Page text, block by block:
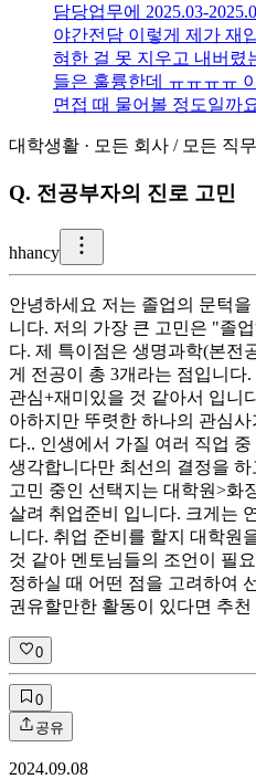
담당업무에 2025.03-
야간전담 이렇게 제가 재
혀한 걸 못 지우고 내버렸
들은 훌륭한데 ㅠㅠㅠㅠ
면접 때 물어볼 정도일까
대학생활 · 모든 회사 / 모든 직무
Q. 전공부자의 진로 고민
hhancy
안녕하세요 저는 졸업의 문턱
니다. 저의 가장 큰 고민은 "졸
다. 제 특이점은 생명과학(본전
게 전공이 총 3개라는 점입니다
관심+재미있을 것 같아서 입니
아하지만 뚜렷한 하나의 관심
다.. 인생에서 가질 여러 직업
생각합니다만 최선의 결정을
고민 중인 선택지는 대학원>화
살려 취업준비 입니다. 크게는
니다. 취업 준비를 할지 대학원
것 같아 멘토님들의 조언이 필
정하실 때 어떤 점을 고려하여
권유할만한 활동이 있다면 추
0
0
공유
2024.09.08